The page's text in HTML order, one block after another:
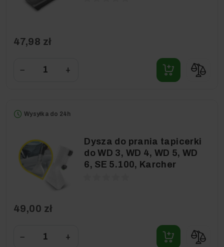
47,98 zł
− +
Wysyłka do 24h
Dysza do prania tapicerki
do WD 3, WD 4, WD 5, WD
6, SE 5.100, Karcher
49,00 zł
− +